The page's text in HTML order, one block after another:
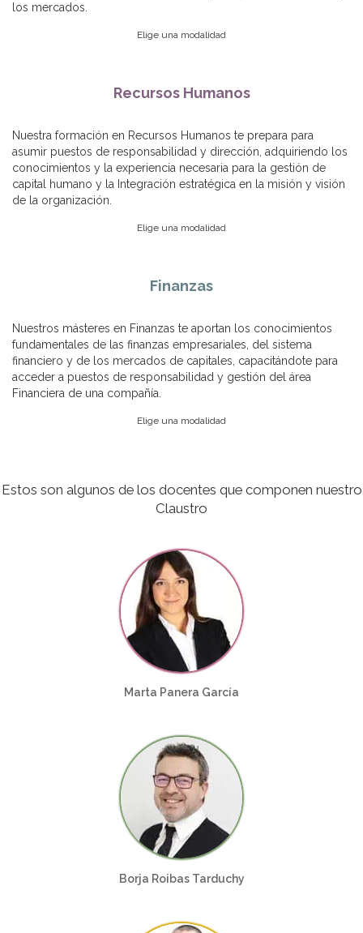
los mercados.
Elige una modalidad
Recursos Humanos
Nuestra formación en Recursos Humanos te prepara para
asumir puestos de responsabilidad y dirección, adquiriendo los
conocimientos y la experiencia necesaria para la gestión de
capital humano y la Integración estratégica en la misión y visión
de la organización.
Elige una modalidad
Finanzas
Nuestros másteres en Finanzas te aportan los conocimientos
fundamentales de las finanzas empresariales, del sistema
financiero y de los mercados de capitales, capacitándote para
acceder a puestos de responsabilidad y gestión del área
Financiera de una compañía.
Elige una modalidad
Estos son algunos de los docentes que componen nuestro
Claustro
Marta Panera García
Borja Roibas Tarduchy